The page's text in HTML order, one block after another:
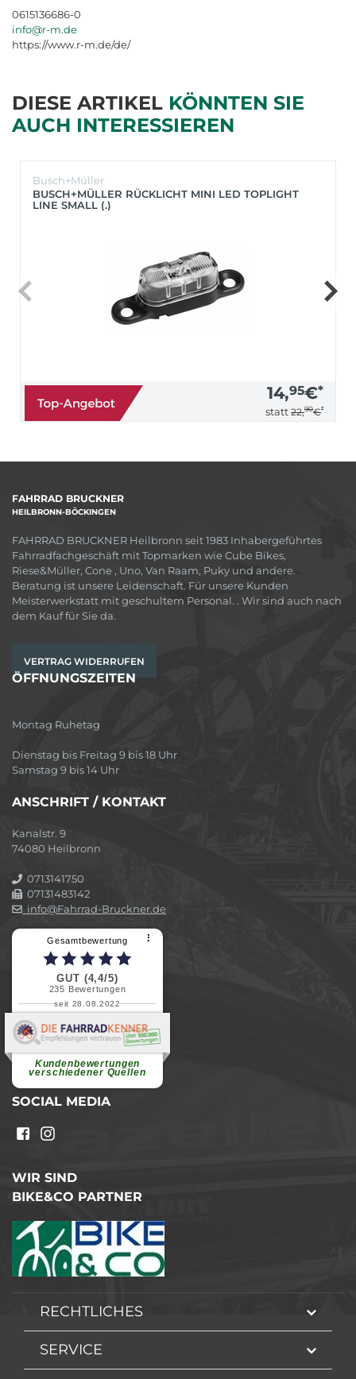
0615136686-0
info@r-m.de
https://www.r-m.de/de/
DIESE ARTIKEL KÖNNTEN SIE
AUCH INTERESSIEREN
Busch+Müller
BUSCH+MÜLLER RÜCKLICHT MINI LED TOPLIGHT
LINE SMALL (.)
14,95€*
statt 22,90€*
FAHRRAD BRUCKNER
HEILBRONN-BÖCKINGEN
FAHRRAD BRUCKNER Heilbronn seit 1983 Inhabergeführtes
Fahrradfachgeschäft mit Topmarken wie Cube Bikes,
Riese&Müller, Cone , Uno, Van Raam, Puky und andere.
Beratung ist unsere Leidenschaft. Für unsere Kunden
Meisterwerkstatt mit geschultem Personal. . Wir sind auch nach
dem Kauf für Sie da.
VERTRAG WIDERRUFEN
ÖFFNUNGSZEITEN
Montag Ruhetag
Dienstag bis Freitag 9 bis 18 Uhr
Samstag 9 bis 14 Uhr
ANSCHRIFT / KONTAKT
Kanalstr. 9
74080 Heilbronn
0713141750
07131483142
info@Fahrrad-Bruckner.de
Gesamtbewertung ⠇
GUT (4,4/5)
235 Bewertungen
seit 28.08.2022
Kundenbewertungen
verschiedener Quellen
Elvira B.
Superschnelle und freundliche
weiterlesen
SOCIAL MEDIA
WIR SIND
BIKE&CO PARTNER
RECHTLICHES
SERVICE